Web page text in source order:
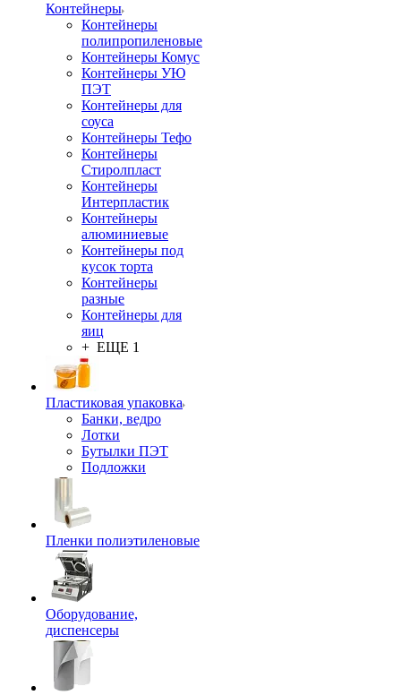
Контейнеры
Контейнеры
полипропиленовые
Контейнеры Комус
Контейнеры УЮ
ПЭТ
Контейнеры для
соуса
Контейнеры Тефо
Контейнеры
Стиролпласт
Контейнеры
Интерпластик
Контейнеры
алюминиевые
Контейнеры под
кусок торта
Контейнеры
разные
Контейнеры для
яиц
+ ЕЩЕ 1
Пластиковая упаковка
Банки, ведро
Лотки
Бутылки ПЭТ
Подложки
Пленки полиэтиленовые
Оборудование,
диспенсеры